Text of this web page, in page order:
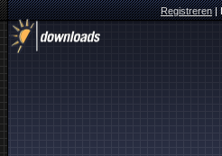
Registreren|